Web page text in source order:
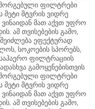
მორგებული ფილტრები
მეტი მტვრის ვიდრე
მათ აქვთ უფრო
ამ თვისებების გამო,
ეფექტურად
სოკოების სპორებს,
ფილტრაციის
გამოყენებისთვის
მორგებული ფილტრები
მეტი მტვრის ვიდრე
მათ აქვთ უფრო
ამ თვისებების გამო,